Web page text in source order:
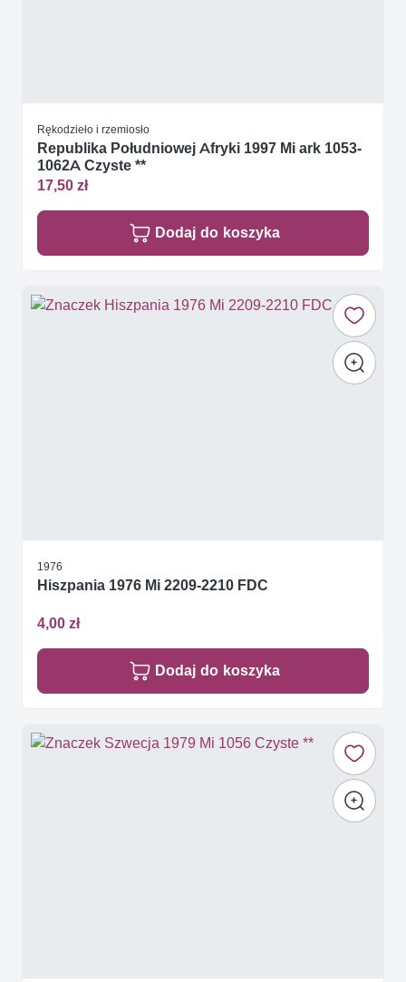
Rękodzieło i rzemiosło
Republika Południowej Afryki 1997 Mi ark 1053-
1062A Czyste **
17,50 zł
Dodaj do koszyka
1976
Hiszpania 1976 Mi 2209-2210 FDC
4,00 zł
Dodaj do koszyka